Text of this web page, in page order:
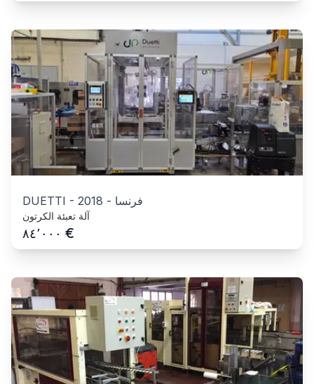
DUETTI - 2018 - فرنسا
آلة تعبئة الكرتون
٨٤٬٠٠٠ €